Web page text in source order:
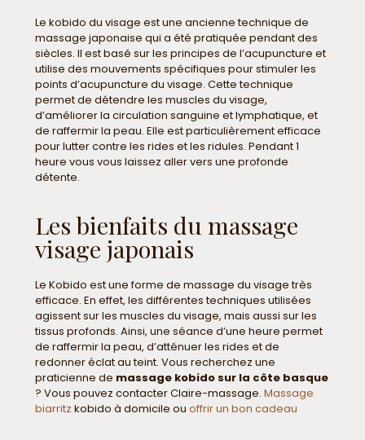
Le kobido du visage est une ancienne technique de
massage japonaise qui a été pratiquée pendant des
siècles. Il est basé sur les principes de l’acupuncture et
utilise des mouvements spécifiques pour stimuler les
points d’acupuncture du visage. Cette technique
permet de détendre les muscles du visage,
d’améliorer la circulation sanguine et lymphatique, et
de raffermir la peau. Elle est particulièrement efficace
pour lutter contre les rides et les ridules. Pendant 1
heure vous vous laissez aller vers une profonde
détente.
Les bienfaits du massage
visage japonais
Le Kobido est une forme de massage du visage très
efficace. En effet, les différentes techniques utilisées
agissent sur les muscles du visage, mais aussi sur les
tissus profonds. Ainsi, une séance d’une heure permet
de raffermir la peau, d’atténuer les rides et de
redonner éclat au teint. Vous recherchez une
praticienne de massage kobido sur la côte basque
? Vous pouvez contacter Claire-massage. Massage
biarritz kobido à domicile ou offrir un bon cadeau